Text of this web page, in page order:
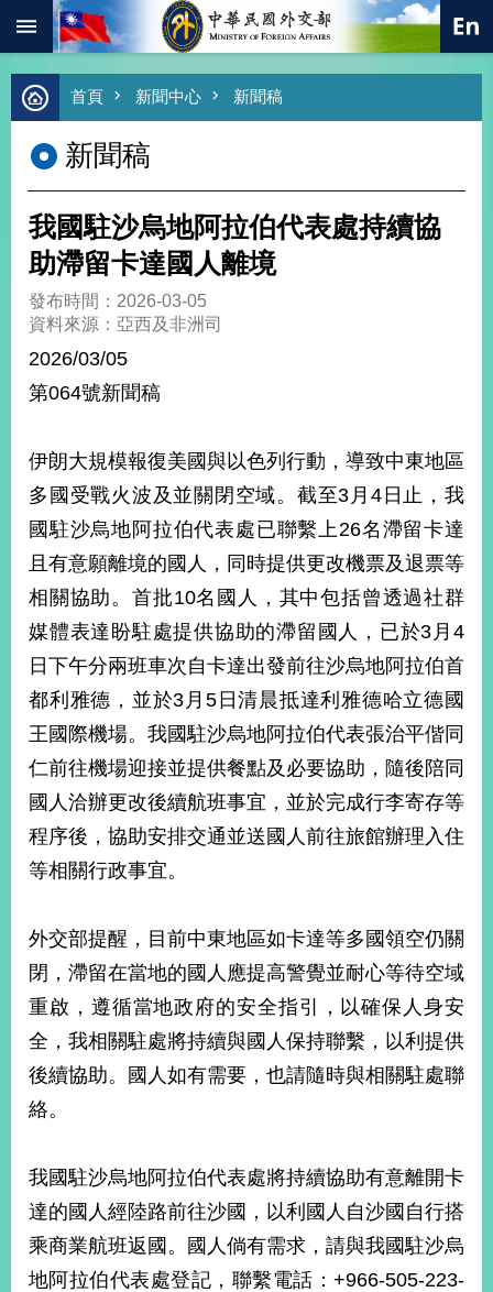
跳到主要內容區塊
進
階
尋
熱
總
合
外
價
外
交
經
濟
不
落
國
海
和
平
護
照
回
首
網
導
覽
於
本
部
新
聞
中
心
交
資
國
首頁 新聞中心 新聞稿
新聞稿
我國駐沙烏地阿拉伯代表處持續協
助滯留卡達國人離境
發布時間：2026-03-05
資料來源：亞西及非洲司
2026/03/05
第064號新聞稿
伊朗大規模報復美國與以色列行動，導致中東地區
多國受戰火波及並關閉空域。截至3月4日止，我
國駐沙烏地阿拉伯代表處已聯繫上26名滯留卡達
且有意願離境的國人，同時提供更改機票及退票等
相關協助。首批10名國人，其中包括曾透過社群
媒體表達盼駐處提供協助的滯留國人，已於3月4
日下午分兩班車次自卡達出發前往沙烏地阿拉伯首
都利雅德，並於3月5日清晨抵達利雅德哈立德國
王國際機場。我國駐沙烏地阿拉伯代表張治平偕同
仁前往機場迎接並提供餐點及必要協助，隨後陪同
國人洽辦更改後續航班事宜，並於完成行李寄存等
程序後，協助安排交通並送國人前往旅館辦理入住
等相關行政事宜。
外交部提醒，目前中東地區如卡達等多國領空仍關
閉，滯留在當地的國人應提高警覺並耐心等待空域
重啟，遵循當地政府的安全指引，以確保人身安
全，我相關駐處將持續與國人保持聯繫，以利提供
後續協助。國人如有需要，也請隨時與相關駐處聯
絡。
我國駐沙烏地阿拉伯代表處將持續協助有意離開卡
達的國人經陸路前往沙國，以利國人自沙國自行搭
乘商業航班返國。國人倘有需求，請與我國駐沙烏
地阿拉伯代表處登記，聯繫電話：+966-505-223-